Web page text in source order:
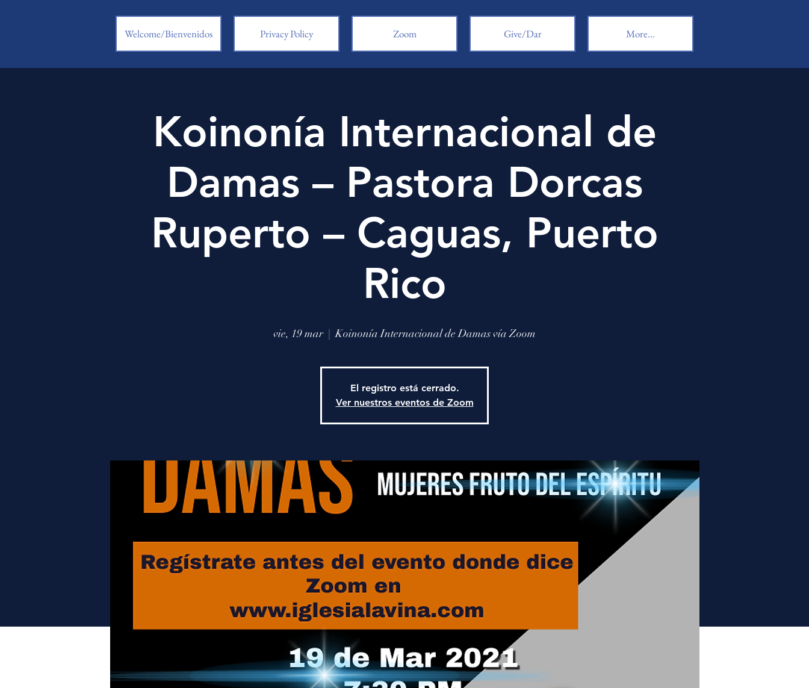
Welcome/Bienvenidos Privacy Policy Zoom Give/Dar More...
Koinonía Internacional de
Damas – Pastora Dorcas
Ruperto – Caguas, Puerto
Rico
vie, 19 mar
  |
Koinonía Internacional de Damas vía Zoom
El registro está cerrado.
Ver nuestros eventos de Zoom